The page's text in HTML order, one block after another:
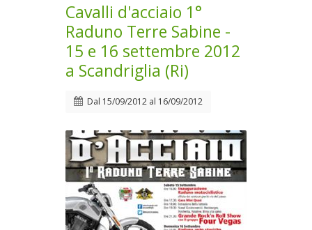
Cavalli d'acciaio 1°
Raduno Terre Sabine -
15 e 16 settembre 2012
a Scandriglia (Ri)
Dal 15/09/2012 al 16/09/2012